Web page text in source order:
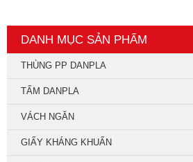
DANH MỤC SẢN PHẨM
THÙNG PP DANPLA
TẤM DANPLA
VÁCH NGĂN
GIẤY KHÁNG KHUẨN